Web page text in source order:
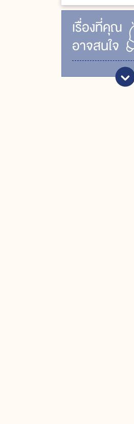
เรื่ิองที่คุณ
อาจสนใจ